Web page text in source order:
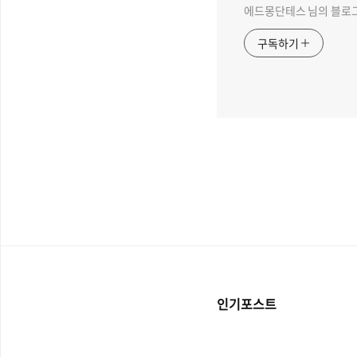
에드몽단테스 님의 블로
구독하기
인기포스트